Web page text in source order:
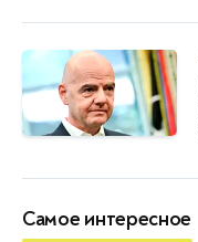
Самое интересное